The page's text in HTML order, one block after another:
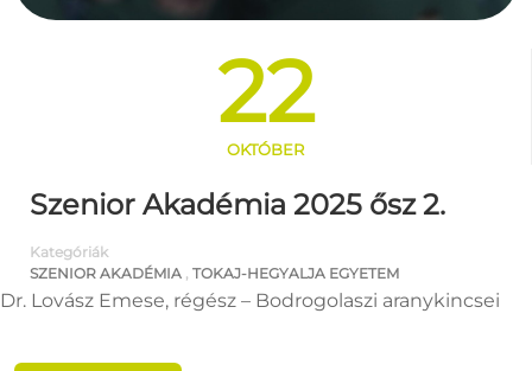
22
OKTÓBER
Szenior Akadémia 2025 ősz 2.
Kategóriák
SZENIOR AKADÉMIA , TOKAJ-HEGYALJA EGYETEM
Dr. Lovász Emese, régész – Bodrogolaszi aranykincsei